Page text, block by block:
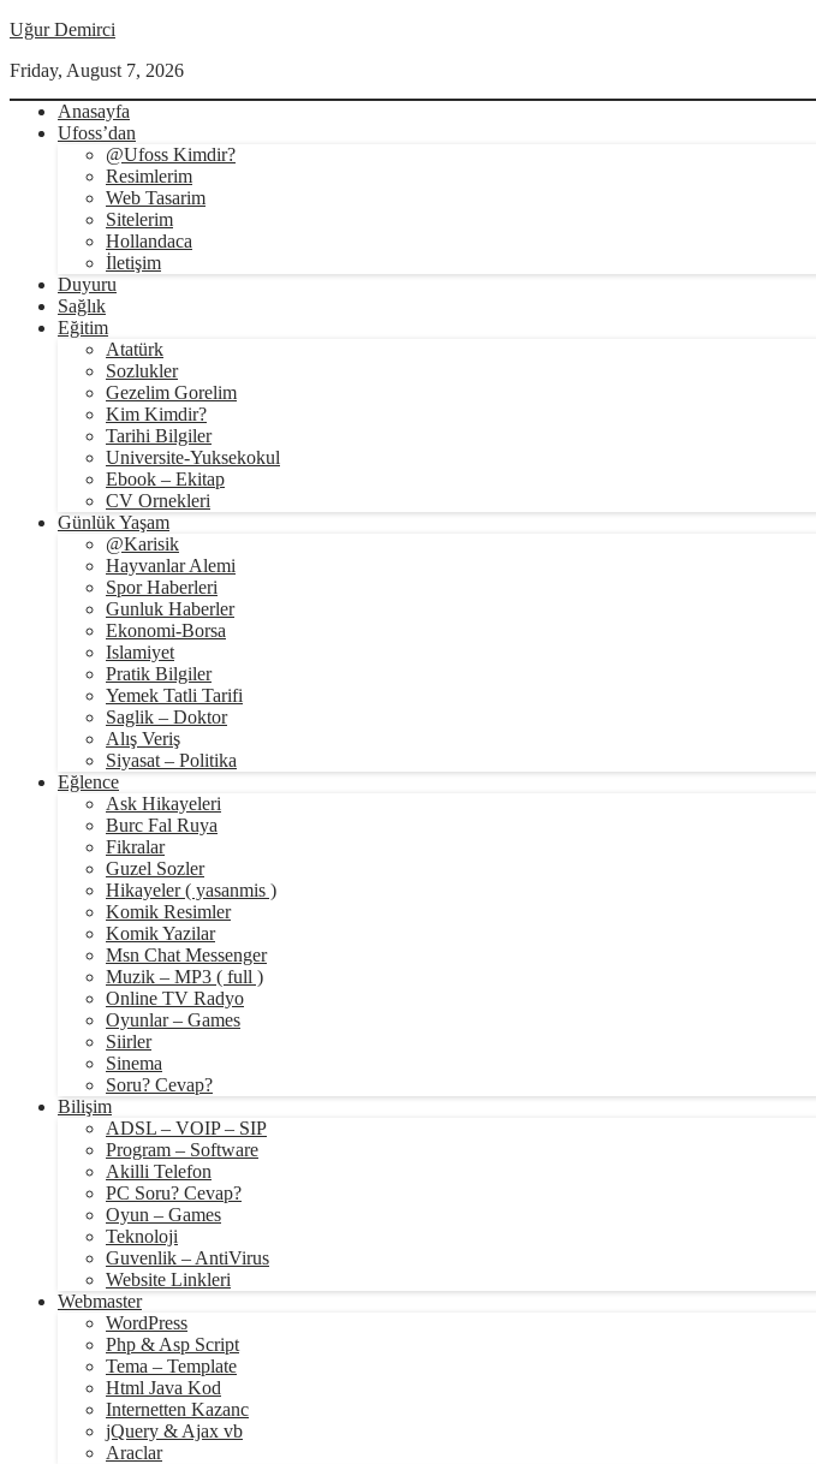
Uğur Demirci
Friday, August 7, 2026
Anasayfa
Ufoss’dan
@Ufoss Kimdir?
Resimlerim
Web Tasarim
Sitelerim
Hollandaca
İletişim
Duyuru
Sağlık
Eğitim
Atatürk
Sozlukler
Gezelim Gorelim
Kim Kimdir?
Tarihi Bilgiler
Universite-Yuksekokul
Ebook – Ekitap
CV Ornekleri
Günlük Yaşam
@Karisik
Hayvanlar Alemi
Spor Haberleri
Gunluk Haberler
Ekonomi-Borsa
Islamiyet
Pratik Bilgiler
Yemek Tatli Tarifi
Saglik – Doktor
Alış Veriş
Siyasat – Politika
Eğlence
Ask Hikayeleri
Burc Fal Ruya
Fikralar
Guzel Sozler
Hikayeler ( yasanmis )
Komik Resimler
Komik Yazilar
Msn Chat Messenger
Muzik – MP3 ( full )
Online TV Radyo
Oyunlar – Games
Siirler
Sinema
Soru? Cevap?
Bilişim
ADSL – VOIP – SIP
Program – Software
Akilli Telefon
PC Soru? Cevap?
Oyun – Games
Teknoloji
Guvenlik – AntiVirus
Website Linkleri
Webmaster
WordPress
Php & Asp Script
Tema – Template
Html Java Kod
Internetten Kazanc
jQuery & Ajax vb
Araclar